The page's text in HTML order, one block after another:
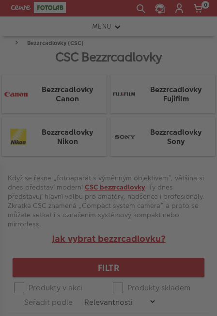
0
MENU
FOTOAPARÁTY
FOTOBRAŠNY
RÁMEČKY
FOTOALBA
VÝPRODEJ
Fotoprodukty
Bezzrcadlovky (CSC)
CSC Bezzrcadlovky
Bezzrcadlovky
Canon
Bezzrcadlovky
Fujifilm
Bezzrcadlovky
Nikon
Bezzrcadlovky
Sony
enter
collapse
expand
the
menu.
Vymazat filtr
CENA
Spodní
hranice
Horní
hranice
Značka
Když se řekne „fotoaparát s výměnným objektivem“, většina si
dnes představí moderní CSC bezzrcadlovky. Ty dnes
představují hlavní volbu pro amatéry, nadšence i profesionály.
Zkratka CSC znamená „Compact system camera“ a proto se
můžete setkat i s označením systémový kompakt nebo
mirrorless.
Jak vybrat bezzrcadlovku?
Product
List
FILTR
Produkty v akci
Produkty skladem
Seřadit podle